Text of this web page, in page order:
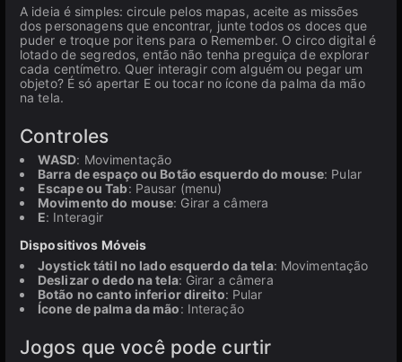
A ideia é simples: circule pelos mapas, aceite as missões
dos personagens que encontrar, junte todos os doces que
puder e troque por itens para o Remember. O circo digital é
lotado de segredos, então não tenha preguiça de explorar
cada centímetro. Quer interagir com alguém ou pegar um
objeto? É só apertar E ou tocar no ícone da palma da mão
na tela.
Controles
WASD: Movimentação
Barra de espaço ou Botão esquerdo do mouse: Pular
Escape ou Tab: Pausar (menu)
Movimento do mouse: Girar a câmera
E: Interagir
Dispositivos Móveis
Joystick tátil no lado esquerdo da tela: Movimentação
Deslizar o dedo na tela: Girar a câmera
Botão no canto inferior direito: Pular
Ícone de palma da mão: Interação
Jogos que você pode curtir